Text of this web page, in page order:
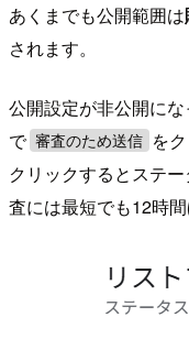
あくまでも公開範囲は
されます。
公開設定が非公開に
で 審査のため送信
を
クリックするとステ
査には最短でも12時